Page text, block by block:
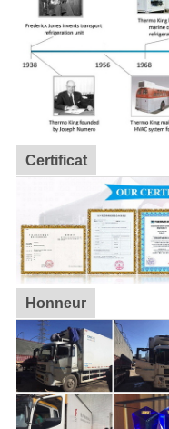
Certificat
Honneur